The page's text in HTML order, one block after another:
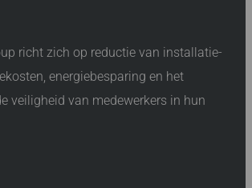
richt zich op reductie van installatie-
energiebesparing en het
veiligheid van medewerkers in hun